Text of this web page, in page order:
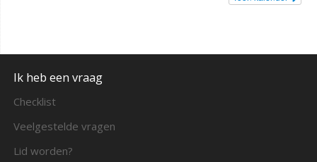
Ik heb een vraag
Checklist
Veelgestelde vragen
Lid worden?